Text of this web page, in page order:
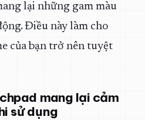
lại những gam màu
Điều này làm cho
của bạn trở nên tuyệt
mang lại cảm
sử dụng